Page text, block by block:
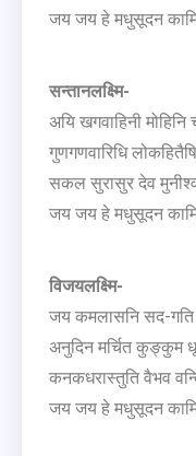
जय जय हे मधुसूदन
सन्तानलक्ष्मि-
अयि खगवाहिनी मोहिनि
गुणगणवारिधि
सकल सुरासुर देव
जय जय हे मधुसूदन
विजयलक्ष्मि-
जय कमलासनि सद-गति
अनुदिन मर्चित कुङ्कुम
कनकधरास्तुति वैभव
जय जय हे मधुसूदन